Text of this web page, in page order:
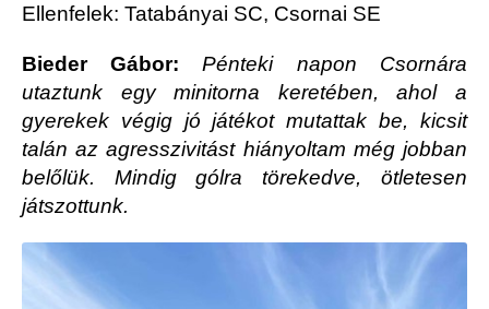
Ellenfelek: Tatabányai SC, Csornai SE
Bieder Gábor:Pénteki napon Csornára
utaztunk egy minitorna keretében, ahol a
gyerekek végig jó játékot mutattak be, kicsit
talán az agresszivitást hiányoltam még jobban
belőlük. Mindig gólra törekedve, ötletesen
játszottunk.